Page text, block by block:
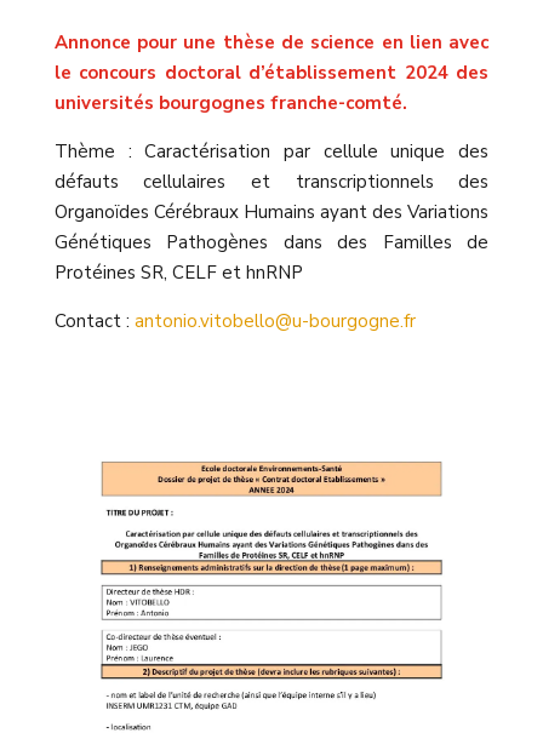
Annonce pour une thèse de science en lien avec
le concours doctoral d’établissement 2024 des
universités bourgognes franche-comté.
Thème : Caractérisation par cellule unique des
défauts cellulaires et transcriptionnels des
Organoïdes Cérébraux Humains ayant des Variations
Génétiques Pathogènes dans des Familles de
Protéines SR, CELF et hnRNP
Contact : antonio.vitobello@u-bourgogne.fr